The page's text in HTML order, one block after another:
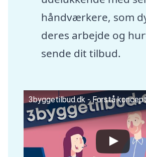
håndværkere, som
deres arbejde og
sende dit tilbud.
3byggetilbud.dk - Forstå